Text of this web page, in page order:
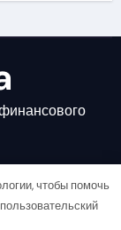
чтобы помочь